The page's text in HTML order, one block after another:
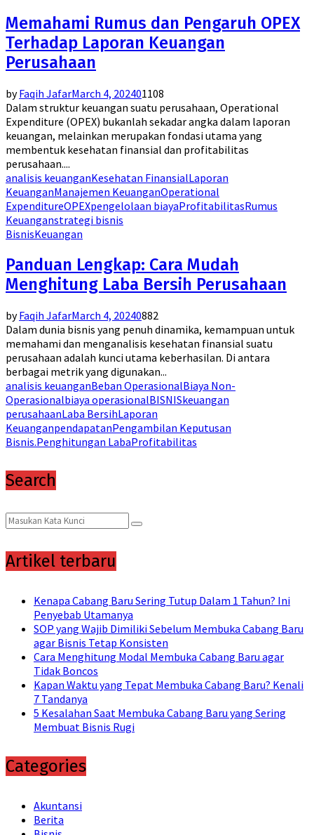
Memahami Rumus dan Pengaruh OPEX
Terhadap Laporan Keuangan
Perusahaan
byFaqih JafarMarch 4, 202401108
Dalam struktur keuangan suatu perusahaan, Operational
Expenditure (OPEX) bukanlah sekadar angka dalam laporan
keuangan, melainkan merupakan fondasi utama yang
membentuk kesehatan finansial dan profitabilitas
perusahaan....
analisis keuanganKesehatan FinansialLaporan
KeuanganManajemen KeuanganOperational
ExpenditureOPEXpengelolaan biayaProfitabilitasRumus
Keuanganstrategi bisnis
BisnisKeuangan
Panduan Lengkap: Cara Mudah
Menghitung Laba Bersih Perusahaan
byFaqih JafarMarch 4, 20240882
Dalam dunia bisnis yang penuh dinamika, kemampuan untuk
memahami dan menganalisis kesehatan finansial suatu
perusahaan adalah kunci utama keberhasilan. Di antara
berbagai metrik yang digunakan...
analisis keuanganBeban OperasionalBiaya Non-
Operasionalbiaya operasionalBISNISkeuangan
perusahaanLaba BersihLaporan
KeuanganpendapatanPengambilan Keputusan
Bisnis.Penghitungan LabaProfitabilitas
Search
Search
for:
Search
Artikel terbaru
Kenapa Cabang Baru Sering Tutup Dalam 1 Tahun? Ini
Penyebab Utamanya
SOP yang Wajib Dimiliki Sebelum Membuka Cabang Baru
agar Bisnis Tetap Konsisten
Cara Menghitung Modal Membuka Cabang Baru agar
Tidak Boncos
Kapan Waktu yang Tepat Membuka Cabang Baru? Kenali
7 Tandanya
5 Kesalahan Saat Membuka Cabang Baru yang Sering
Membuat Bisnis Rugi
Categories
Akuntansi
Berita